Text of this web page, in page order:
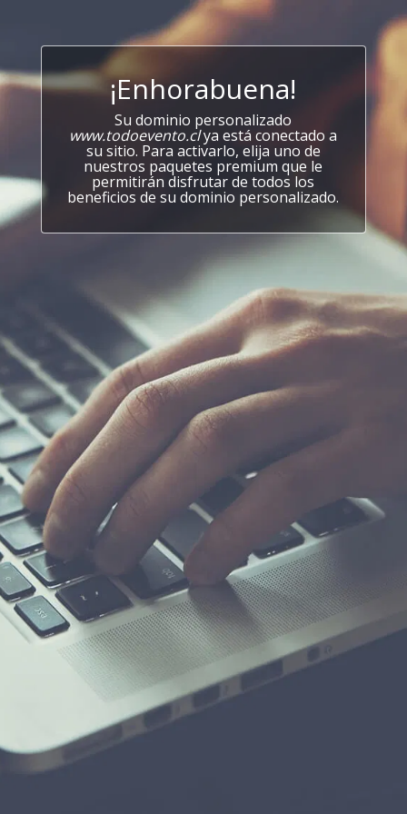
¡Enhorabuena!
Su dominio personalizado
www.todoevento.clya está conectado a
su sitio. Para activarlo, elija uno de
nuestros paquetes premium que le
permitirán disfrutar de todos los
beneficios de su dominio personalizado.